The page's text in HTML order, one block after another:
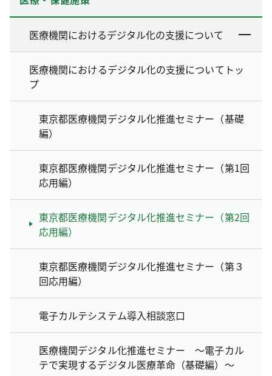
医療機関におけるデジタル化の支援について
医療機関におけるデジタル化の支援についてトッ
プ
東京都医療機関デジタル化推進セミナー（基礎
編）
東京都医療機関デジタル化推進セミナー（第1回
応用編）
東京都医療機関デジタル化推進セミナー（第2回
応用編）
東京都医療機関デジタル化推進セミナー（第３
回応用編）
電子カルテシステム導入相談窓口
医療機関デジタル化推進セミナー ～電子カル
テで実現するデジタル医療革命（基礎編）～